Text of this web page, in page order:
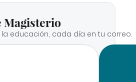
Magisterio
la educación, cada día en tu correo.